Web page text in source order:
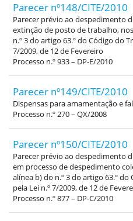
Parecer nº148/CITE/2010
Parecer prévio ao despedimento
extinção de posto de trabalho,
n.º 3 do artigo 63.º do Código do
7/2009, de 12 de Fevereiro
Processo n.º 933 – DP-E/2010
Parecer nº149/CITE/2010
Dispensas para amamentação e
Processo n.º 270 – QX/2008
Parecer nº150/CITE/2010
Parecer prévio ao despedimento
em processo de despedimento
alínea b) do n.º 3 do artigo 63.º
pela Lei n.º 7/2009, de 12 de
Processo n.º 877 – DP-C/2010